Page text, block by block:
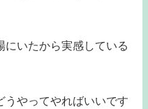
いたから実感している
うやってやればいいです